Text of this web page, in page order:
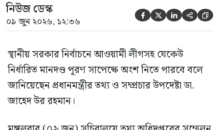
নিউজ ডেস্ক
০৯ জুন ২০২৬, ১২:৩৬     
স্থানীয় সরকার নির্বাচনে আওয়ামী লীগসহ যেকেউ
নির্ধারিত মানদণ্ড পূরণ সাপেক্ষে অংশ নিতে পারবে বলে
জানিয়েছেন প্রধানমন্ত্রীর তথ্য ও সম্প্রচার উপদেষ্টা ডা.
জাহেদ উর রহমান।